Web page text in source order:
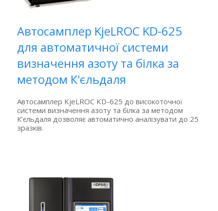
Автосамплер KjeLROC KD-625
для автоматичної системи
визначення азоту та білка за
методом К'єльдаля
Автосамплер KjeLROC KD-625 до високоточної
системи визначення азоту та білка за методом
К’єльдаля дозволяє автоматично аналізувати до 25
зразків.